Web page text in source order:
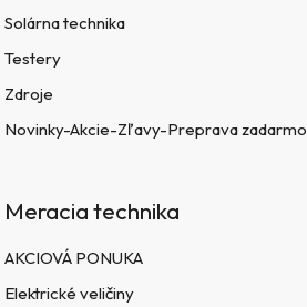
Solárna technika
Testery
Zdroje
Novinky-Akcie-Zľavy-Preprava zadarmo
Meracia technika
AKCIOVÁ PONUKA
Elektrické veličiny